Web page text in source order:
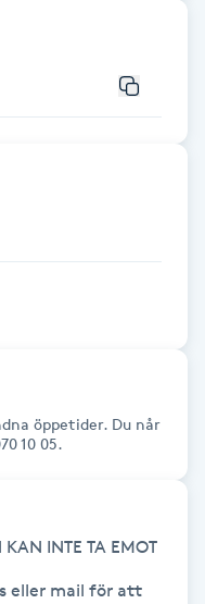
öppetider. Du når
10 05.
INTE TA EMOT
eller mail för att